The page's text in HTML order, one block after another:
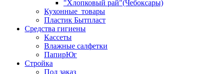
"Хлопковый рай"(Чебоксары)
Кухонные_товары
Пластик Бытпласт
Средства гигиены
Кассеты
Влажные салфетки
ПапирЮг
Стройка
Под заказ